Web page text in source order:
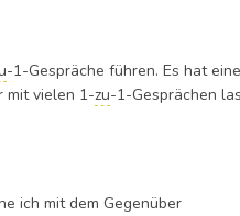
-1-Gespräche führen. Es hat
mit vielen 1-zu-1-Gesprächen
ich mit dem Gegenüber